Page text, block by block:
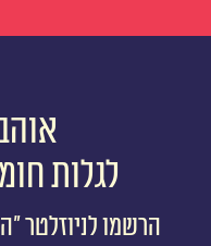
לגלות
הרשמו לניוזלטר